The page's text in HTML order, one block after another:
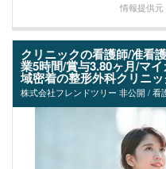
情報提供
クリニックの看護師/准看
業5時間/賞与3.80ヶ月/マ
域密着の整形外科クリニ
株式会社フレンドツリー 非公開 / 看